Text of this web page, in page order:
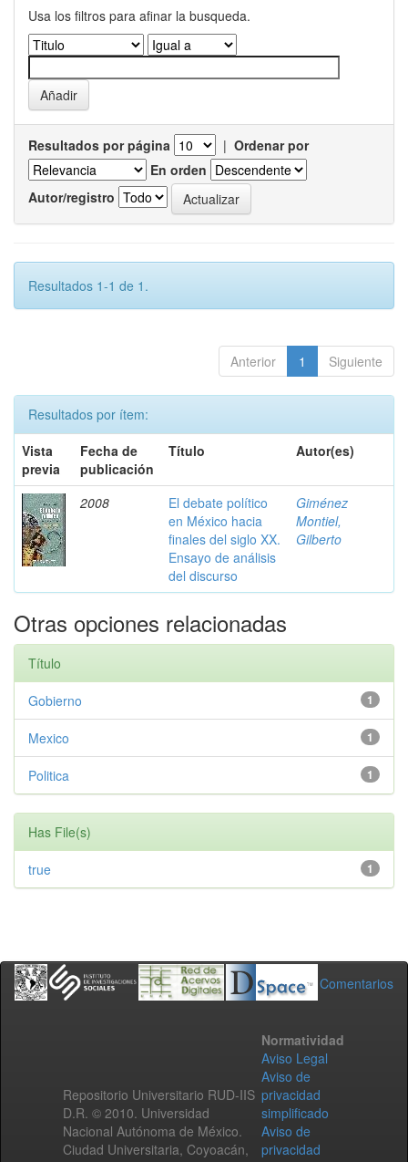
Usa los filtros para afinar la busqueda.
Resultados por página | Ordenar por
En orden
Autor/registro
Resultados 1-1 de 1.
Anterior 1 Siguiente
Resultados por ítem:
Vista
previa
Fecha de
publicación
Título Autor(es)
2008
El debate político
en México hacia
finales del siglo XX.
Ensayo de análisis
del discurso
Giménez
Montiel,
Gilberto
Otras opciones relacionadas
Título
1
Gobierno
1
Mexico
1
Politica
Has File(s)
1
true
Comentarios
Repositorio Universitario RUD-IIS
D.R. © 2010. Universidad
Nacional Autónoma de México.
Ciudad Universitaria, Coyoacán,
Normatividad
Aviso Legal
Aviso de
privacidad
simplificado
Aviso de
privacidad